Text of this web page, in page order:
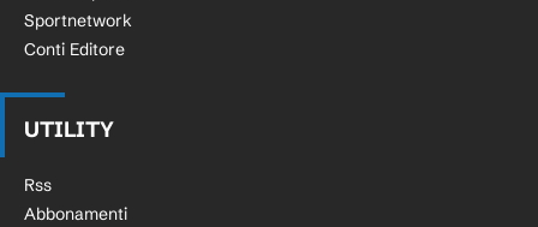
Sportnetwork
Conti Editore
UTILITY
Rss
Abbonamenti